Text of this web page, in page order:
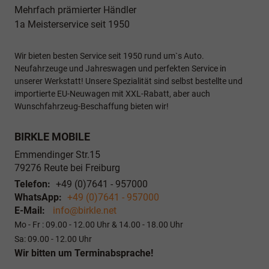
Mehrfach prämierter Händler
1a Meisterservice seit 1950
Wir bieten besten Service seit 1950 rund um`s Auto.
Neufahrzeuge und Jahreswagen und perfekten Service in
unserer Werkstatt! Unsere Spezialität sind selbst bestellte und
importierte EU-Neuwagen mit XXL-Rabatt, aber auch
Wunschfahrzeug-Beschaffung bieten wir!
BIRKLE MOBILE
Emmendinger Str.15
79276 Reute bei Freiburg
Telefon: +49 (0)7641 - 957000
WhatsApp: +49 (0)7641 - 957000
E-Mail:
info@birkle.net
Mo - Fr : 09.00 - 12.00 Uhr & 14.00 - 18.00 Uhr
Sa: 09.00 - 12.00 Uhr
Wir bitten um Terminabsprache!